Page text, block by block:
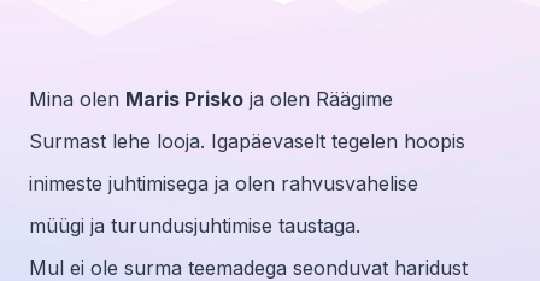
Mina olen Maris Prisko ja olen Räägime
Surmast lehe looja. Igapäevaselt tegelen hoopis
inimeste juhtimisega ja olen rahvusvahelise
müügi ja turundusjuhtimise taustaga.
Mul ei ole surma teemadega seonduvat haridust